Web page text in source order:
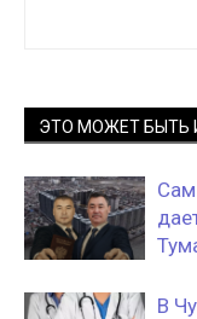
ЭТО МОЖЕТ БЫТЬ
В